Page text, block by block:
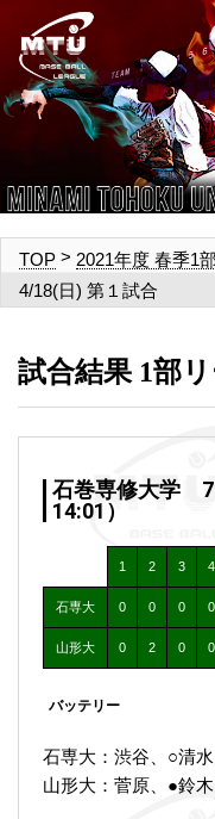
TOP > 2021年度 春季1
4/18(日) 第１試合
試合結果 1部
石巻専修大学
14:01）
1 2 3 4
石専大 0 0 0 0
山形大 0 2 0 0
バッテリー
石専大：渋谷、○清
山形大：菅原、●鈴